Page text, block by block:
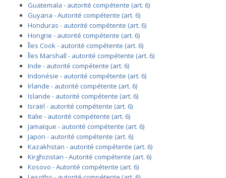
Guatemala - autorité compétente (art. 6)
Guyana - Autorité compétente (art. 6)
Honduras - autorité compétente (art. 6)
Hongrie - autorité compétente (art. 6)
Îles Cook - autorité compétente (art. 6)
Îles Marshall - autorité compétente (art. 6)
Inde - autorité compétente (art. 6)
Indonésie - autorité compétente (art. 6)
Irlande - autorité compétente (art. 6)
Islande - autorité compétente (art. 6)
Israël - autorité compétente (art. 6)
Italie - autorité compétente (art. 6)
Jamaïque - autorité compétente (art. 6)
Japon - autorité compétente (art. 6)
Kazakhstan - autorité compétente (art. 6)
Kirghizistan - Autorité compétente (art. 6)
Kosovo - Autorité compétente (art. 6)